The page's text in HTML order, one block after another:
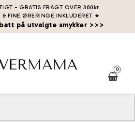
- GRATIS FRAGT OVER 300kr
FINE ØRERINGE INKLUDERET ★
på utvalgte smykker >>>
0